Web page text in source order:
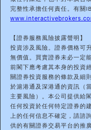
完整性承擔任何責任。有關
【證券服務風險披露聲明】
投資涉及風險。證券價格可
無價值。買賣證券未必一定
前閣下應考慮其本身的投資
關證券投資服務的條款及細
於滬港通及深港通的資訊（
主要風險）。本公司提供給
任何投資於任何特定證券的
上的任何信息不確定，請諮
供的有關證券交易平台的推